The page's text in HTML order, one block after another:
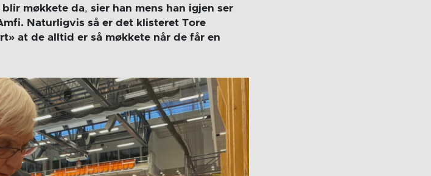
møkkete da, sier han mens han igjen ser
Naturligvis så er det klisteret Tore
at de alltid er så møkkete når de får en